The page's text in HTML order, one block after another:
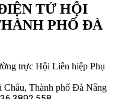
TỬ HỘI
PHỐ ĐÀ
trực Hội Liên hiệp Phụ
Châu, Thành phố Đà Nẵng